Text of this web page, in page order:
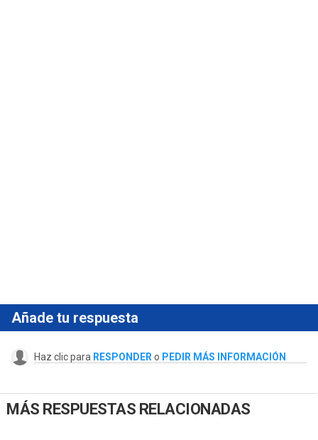
Añade tu respuesta
Haz clic para RESPONDER o PEDIR MÁS INFORMACIÓN
MÁS RESPUESTAS RELACIONADAS